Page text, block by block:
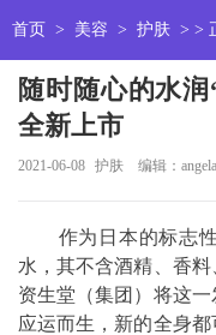
首页 > 美容 > 护肤 > >
随时随心的水
全新上市
2021-06-08 护肤 编辑：angela
作为日本的标志性
水，其不含酒精、香料
资生堂（集团）将这
应运而生，新的全身